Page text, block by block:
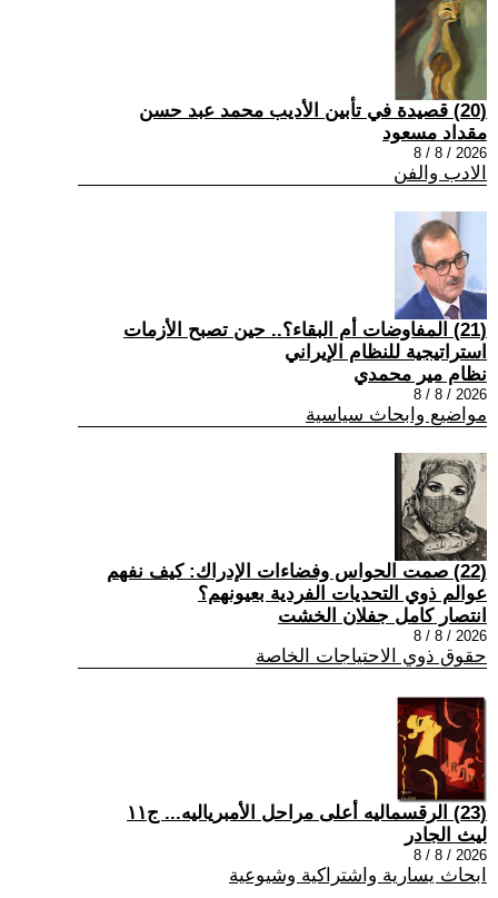
(20) قصيدة في تأبين الأديب محمد عبد حسن
مقداد مسعود
2026 / 8 / 8
الادب والفن
(21) المفاوضات أم البقاء؟.. حين تصبح الأزمات
استراتيجية للنظام الإيراني
نظام مير محمدي
2026 / 8 / 8
مواضيع وابحاث سياسية
(22) صمت الحواس وفضاءات الإدراك: كيف نفهم
عوالم ذوي التحديات الفردية بعيونهم؟
انتصار كامل جفلان الخشت
2026 / 8 / 8
حقوق ذوي الاحتياجات الخاصة
(23) الرقسماليه أعلى مراحل الأمبرياليه... ج١١
ليث الجادر
2026 / 8 / 8
ابحاث يسارية واشتراكية وشيوعية